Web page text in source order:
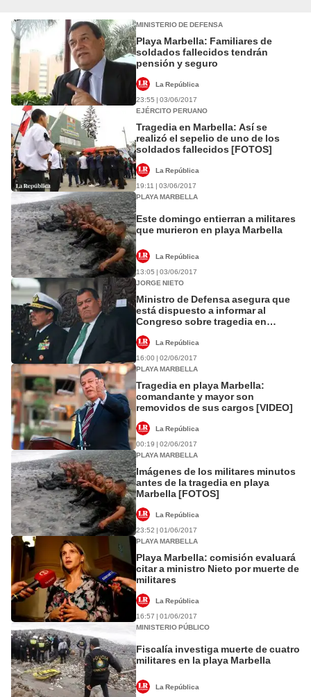
MINISTERIO DE DEFENSA
Playa Marbella: Familiares de
soldados fallecidos tendrán
pensión y seguro
La República
23:55 | 03/06/2017
EJÉRCITO PERUANO
Tragedia en Marbella: Así se
realizó el sepelio de uno de los
soldados fallecidos [FOTOS]
La República
19:11 | 03/06/2017
PLAYA MARBELLA
Este domingo entierran a militares
que murieron en playa Marbella
La República
13:05 | 03/06/2017
JORGE NIETO
Ministro de Defensa asegura que
está dispuesto a informar al
Congreso sobre tragedia en
La República
16:00 | 02/06/2017
PLAYA MARBELLA
Tragedia en playa Marbella:
comandante y mayor son
removidos de sus cargos [VIDEO]
La República
00:19 | 02/06/2017
PLAYA MARBELLA
Imágenes de los militares minutos
antes de la tragedia en playa
Marbella [FOTOS]
La República
23:52 | 01/06/2017
PLAYA MARBELLA
Playa Marbella: comisión evaluará
citar a ministro Nieto por muerte de
militares
La República
16:57 | 01/06/2017
MINISTERIO PÚBLICO
Fiscalía investiga muerte de cuatro
militares en la playa Marbella
La República